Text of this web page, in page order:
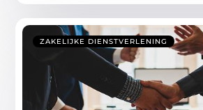
ZAKELIJKE DIENSTVERLENING